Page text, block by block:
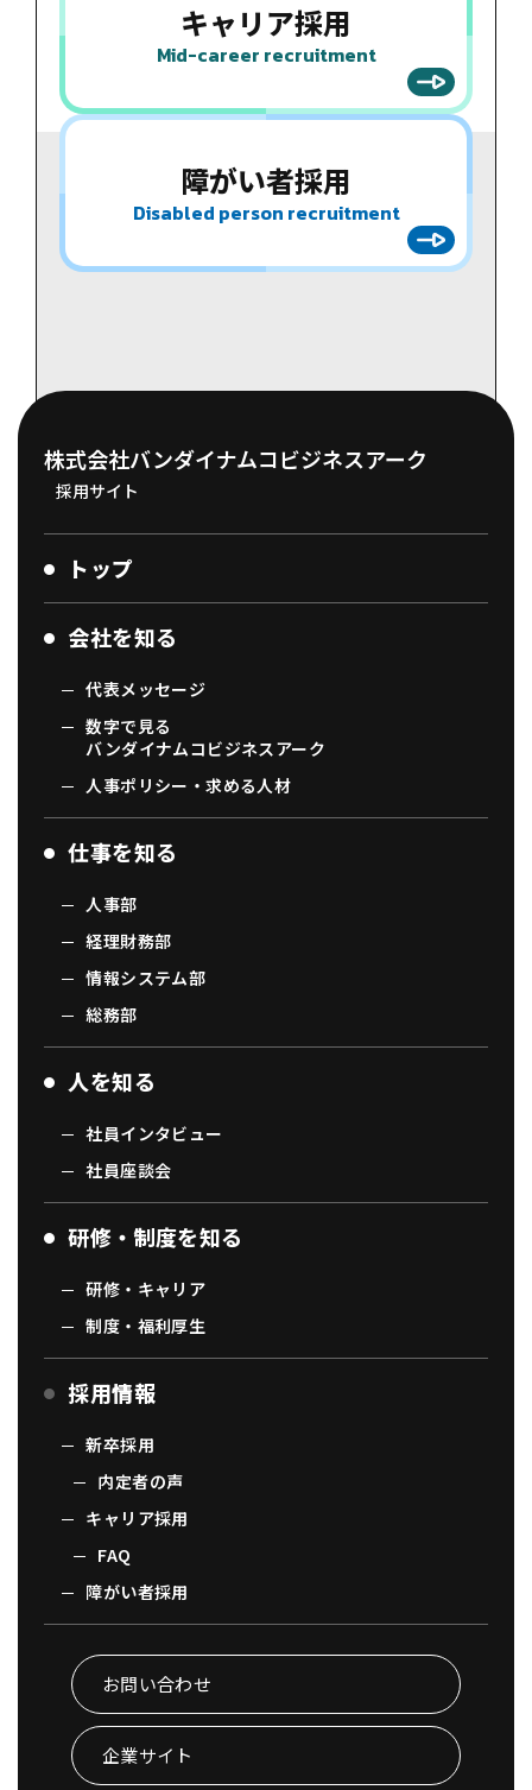
キャリア採用
Mid-career recruitment
障がい者採用
Disabled person recruitment
株式会社バンダイナムコビジネスアーク
採用サイト
トップ
会社を知る
代表メッセージ
数字で見る
バンダイナムコビジネスアーク
人事ポリシー・求める人材
仕事を知る
人事部
経理財務部
情報システム部
総務部
人を知る
社員インタビュー
社員座談会
研修・制度を知る
研修・キャリア
制度・福利厚生
採用情報
新卒採用
内定者の声
キャリア採用
FAQ
障がい者採用
お問い合わせ
企業サイト